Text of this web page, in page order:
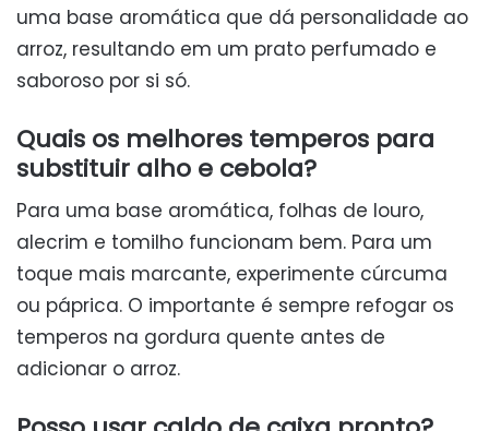
uma base aromática que dá personalidade ao
arroz, resultando em um prato perfumado e
saboroso por si só.
Quais os melhores temperos para
substituir alho e cebola?
Para uma base aromática, folhas de louro,
alecrim e tomilho funcionam bem. Para um
toque mais marcante, experimente cúrcuma
ou páprica. O importante é sempre refogar os
temperos na gordura quente antes de
adicionar o arroz.